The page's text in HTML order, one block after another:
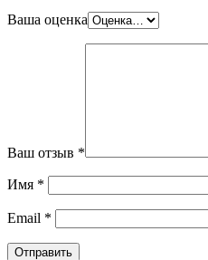
Ваша оценка
Ваш отзыв *
Имя *
Email *